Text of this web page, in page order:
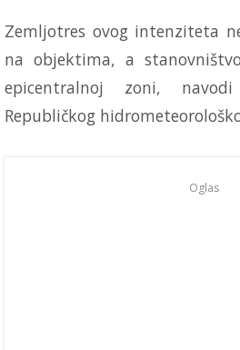
Zemljotres ovog intenziteta
na objektima, a
epicentralnoj zoni,
Republičkog
Oglas